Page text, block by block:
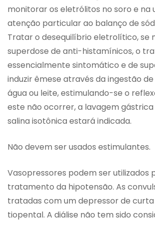
monitorar os eletrólitos no soro e na
atenção particular ao balanço de
Tratar o desequilíbrio eletrolítico, se
superdose de anti-histamínicos, o
essencialmente sintomático e de
induzir êmese através da ingestão
água ou leite, estimulando-se o
este não ocorrer, a lavagem
salina isotônica estará indicada.
Não devem ser usados estimulantes.
Vasopressores podem ser utilizados
tratamento da hipotensão. As
tratadas com um depressor de
tiopental. A diálise não tem sido